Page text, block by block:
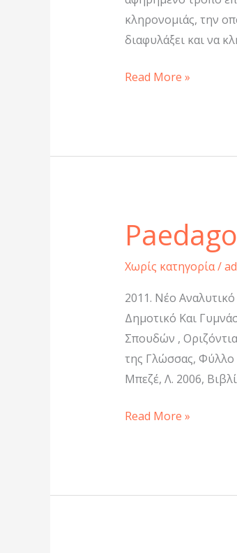
κληρονομιάς, την
διαφυλάξει και να
Read More »
Χωρίς κατηγορία/
2011. Νέο
Δημοτικό Και
Σπουδών ,
της Γλώσσας, Φύλλο
Μπεζέ, Λ. 2006,
Paedagogic
material
Read More »